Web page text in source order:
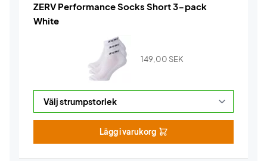
ZERV Performance Socks Short 3-pack
White
149,00 SEK
Lägg i varukorg